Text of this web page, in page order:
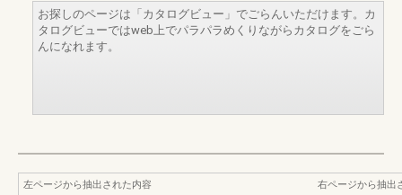
お探しのページは「カタログビュー」でごらんいただけます。カ
タログビューではweb上でパラパラめくりながらカタログをごら
んになれます。
左ページから抽出された内容
右ページから抽出